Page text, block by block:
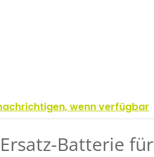
wenn verfügbar
Batterie